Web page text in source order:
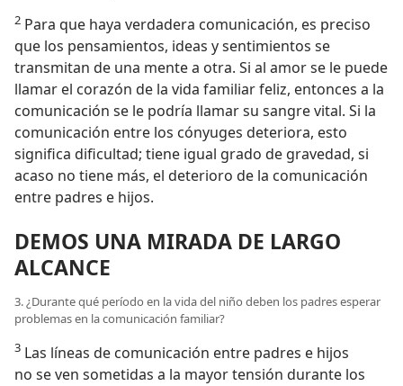
2 Para que haya verdadera comunicación, es preciso
que los pensamientos, ideas y sentimientos se
transmitan de una mente a otra. Si al amor se le puede
llamar el corazón de la vida familiar feliz, entonces a la
comunicación se le podría llamar su sangre vital. Si la
comunicación entre los cónyuges deteriora, esto
significa dificultad; tiene igual grado de gravedad, si
acaso no tiene más, el deterioro de la comunicación
entre padres e hijos.
DEMOS UNA MIRADA DE LARGO
ALCANCE
3. ¿Durante qué período en la vida del niño deben los padres esperar
problemas en la comunicación familiar?
3 Las líneas de comunicación entre padres e hijos
no se ven sometidas a la mayor tensión durante los